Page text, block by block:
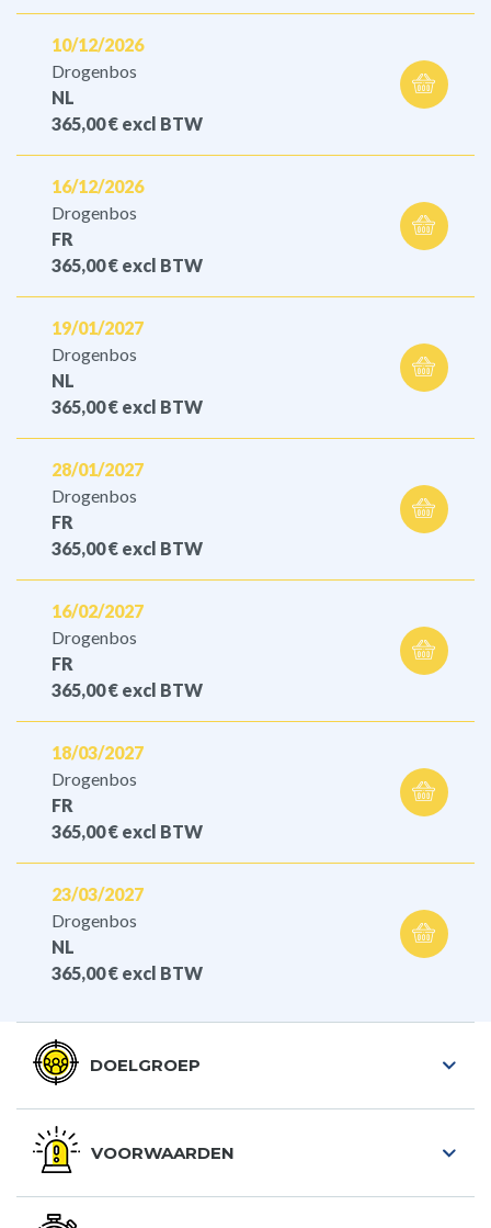
10/12/2026
Drogenbos
NL
365,00 € excl BTW
16/12/2026
Drogenbos
FR
365,00 € excl BTW
19/01/2027
Drogenbos
NL
365,00 € excl BTW
28/01/2027
Drogenbos
FR
365,00 € excl BTW
16/02/2027
Drogenbos
FR
365,00 € excl BTW
18/03/2027
Drogenbos
FR
365,00 € excl BTW
23/03/2027
Drogenbos
NL
365,00 € excl BTW
DOELGROEP
VOORWAARDEN